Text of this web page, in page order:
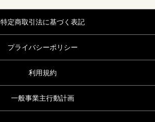
特定商取引法に基づく表記
プライバシーポリシー
利用規約
一般事業主行動計画